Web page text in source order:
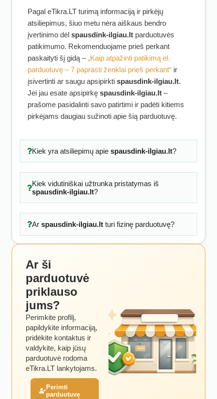
Pagal eTikra.LT turimą informaciją ir pirkėjų
atsiliepimus, šiuo metu nėra aiškaus bendro
įvertinimo dėl spausdink-ilgiau.lt parduotuvės
patikimumo. Rekomenduojame prieš perkant
paskaityti šį gidą –„Kaip atpažinti patikimą el.
parduotuvę – 7 paprasti ženklai prieš perkant“ ir
įsivertinti ar saugu apsipirkti spausdink-ilgiau.lt.
Jei jau esate apsipirkę spausdink-ilgiau.lt –
prašome pasidalinti savo patirtimi ir padėti kitiems
pirkėjams daugiau sužinoti apie šią parduotuvę.
Kiek yra atsiliepimų apie spausdink-ilgiau.lt?
Kiek vidutiniškai užtrunka pristatymas iš
spausdink-ilgiau.lt?
Ar spausdink-ilgiau.ltturi fizinę parduotuvę?
Ar ši
parduotuvė
priklauso
jums?
Perimkite profilį,
papildykite informaciją,
pridėkite kontaktus ir
valdykite, kaip jūsų
parduotuvė rodoma
eTikra.LT lankytojams.
Perimti
parduotuvę